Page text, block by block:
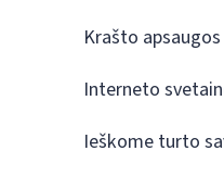
Krašto
Interneto
Ieškome turto